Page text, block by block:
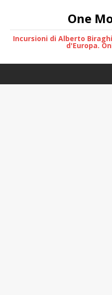
One
Incursioni di Alberto
d'Europa.